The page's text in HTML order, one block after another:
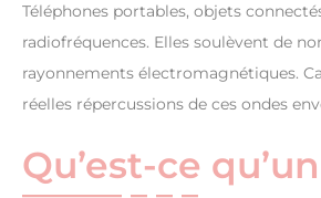
Téléphones portables, objets
radiofréquences. Elles soulèvent de
rayonnements électromagnétiques.
réelles répercussions de ces ondes
Qu’est-ce